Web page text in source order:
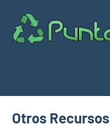
contenido
Otros Recursos